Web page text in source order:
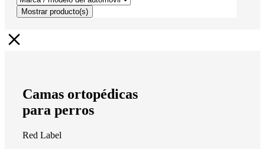
Mostrar producto(s)
Camas ortopédicas
para perros
Red Label